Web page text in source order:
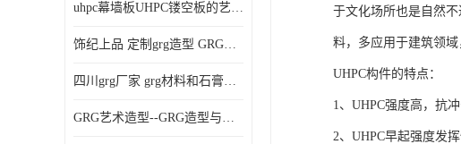
uhpc幕墙板UHPC镂空板的艺术：UHPC材质的革新力量
饰纪上品 定制grg造型 GRG吊材料特性与厚度
四川grg厂家 grg材料和石膏的区别
GRG艺术造型--GRG造型与会展中心装饰空间的**碰撞
于文化场所也是自然
料，多应用于建筑领
UHPC构件的特点：
1、UHPC强度高，抗冲
2、UHPC早起强度发